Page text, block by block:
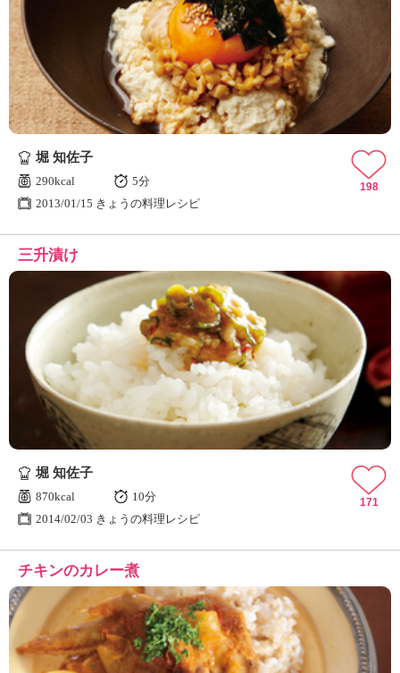
堀 知佐子
290kcal
5分
2013/01/15 きょうの料理レシピ
198
三升漬け
堀 知佐子
870kcal
10分
2014/02/03 きょうの料理レシピ
171
チキンのカレー煮